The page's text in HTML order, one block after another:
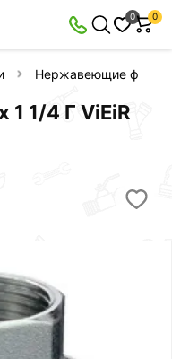
0 0
Нержавеющие
1/4 Г ViEiR